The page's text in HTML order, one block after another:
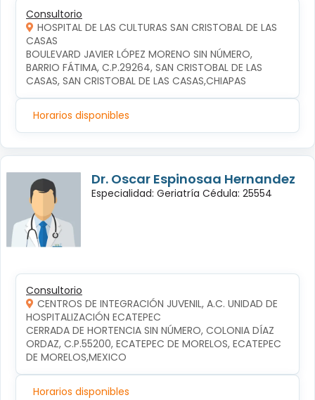
Consultorio
HOSPITAL DE LAS CULTURAS SAN CRISTOBAL DE LAS
CASAS
BOULEVARD JAVIER LÓPEZ MORENO SIN NÚMERO,
BARRIO FÁTIMA, C.P.29264, SAN CRISTOBAL DE LAS
CASAS, SAN CRISTOBAL DE LAS CASAS,CHIAPAS
Horarios disponibles
Dr. Oscar Espinosaa Hernandez
Especialidad: Geriatría Cédula: 25554
Consultorio
CENTROS DE INTEGRACIÓN JUVENIL, A.C. UNIDAD DE
HOSPITALIZACIÓN ECATEPEC
CERRADA DE HORTENCIA SIN NÚMERO, COLONIA DÍAZ
ORDAZ, C.P.55200, ECATEPEC DE MORELOS, ECATEPEC
DE MORELOS,MEXICO
Horarios disponibles